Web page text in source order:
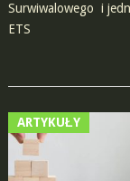
Surwiwalowego i
ETS
ARTYKUŁY